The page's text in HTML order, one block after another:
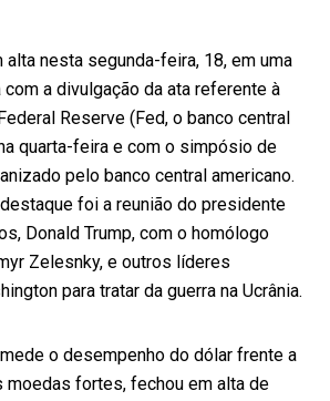
alta nesta segunda-feira, 18, em uma
com a divulgação da ata referente à
Reserve (Fed, o banco central
quarta-feira e com o simpósio de
pelo banco central americano.
foi a reunião do presidente
Donald Trump, com o homólogo
Zelesnky, e outros líderes
para tratar da guerra na Ucrânia.
o desempenho do dólar frente a
moedas fortes, fechou em alta de